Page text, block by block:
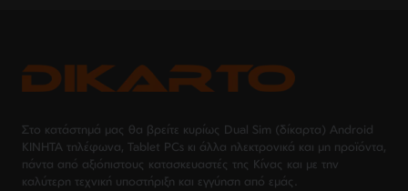
Στο κατάστημά μας θα βρείτε κυρίως Dual Sim (δίκαρτα) Android
ΚΙΝΗΤΑ τηλέφωνα, Tablet PCs κι άλλα ηλεκτρονικά και μη προϊόντα,
πάντα από αξιόπιστους κατασκευαστές της Κίνας και με την
καλύτερη τεχνική υποστήριξη και εγγύηση από εμάς.